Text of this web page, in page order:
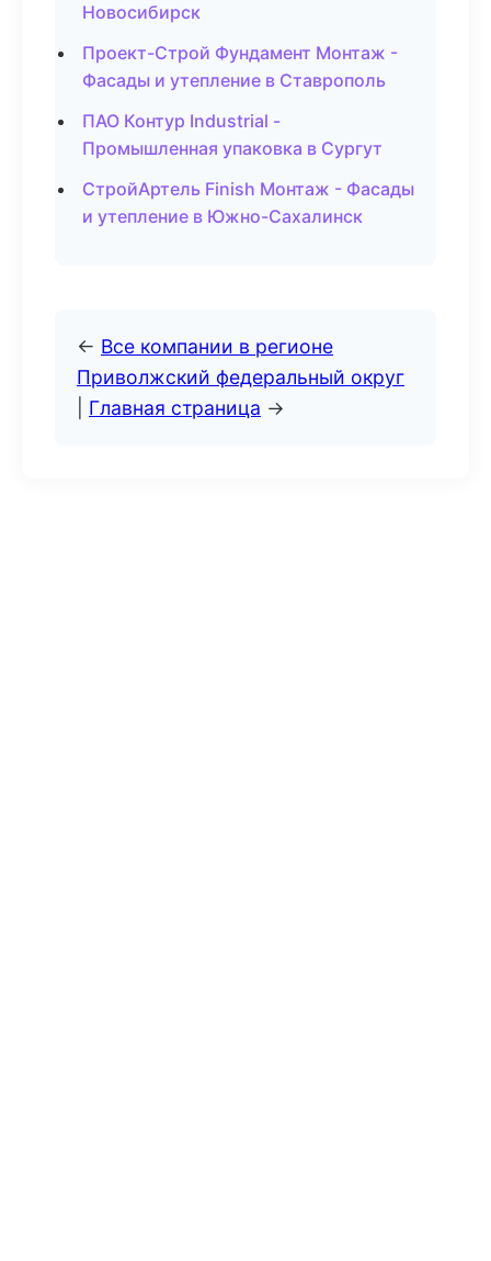
Новосибирск
Проект-Строй Фундамент Монтаж -
Фасады и утепление в Ставрополь
ПАО Контур Industrial -
Промышленная упаковка в Сургут
СтройАртель Finish Монтаж - Фасады
и утепление в Южно-Сахалинск
← Все компании в регионе
Приволжский федеральный округ
Главная страница →